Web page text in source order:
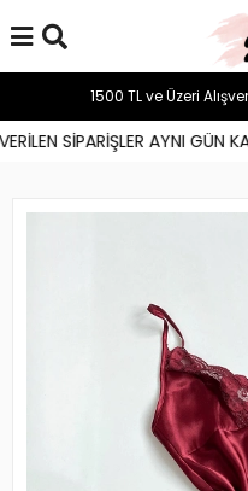
SİPARİŞLER AYNI GÜN
1500 TL ve Üzeri